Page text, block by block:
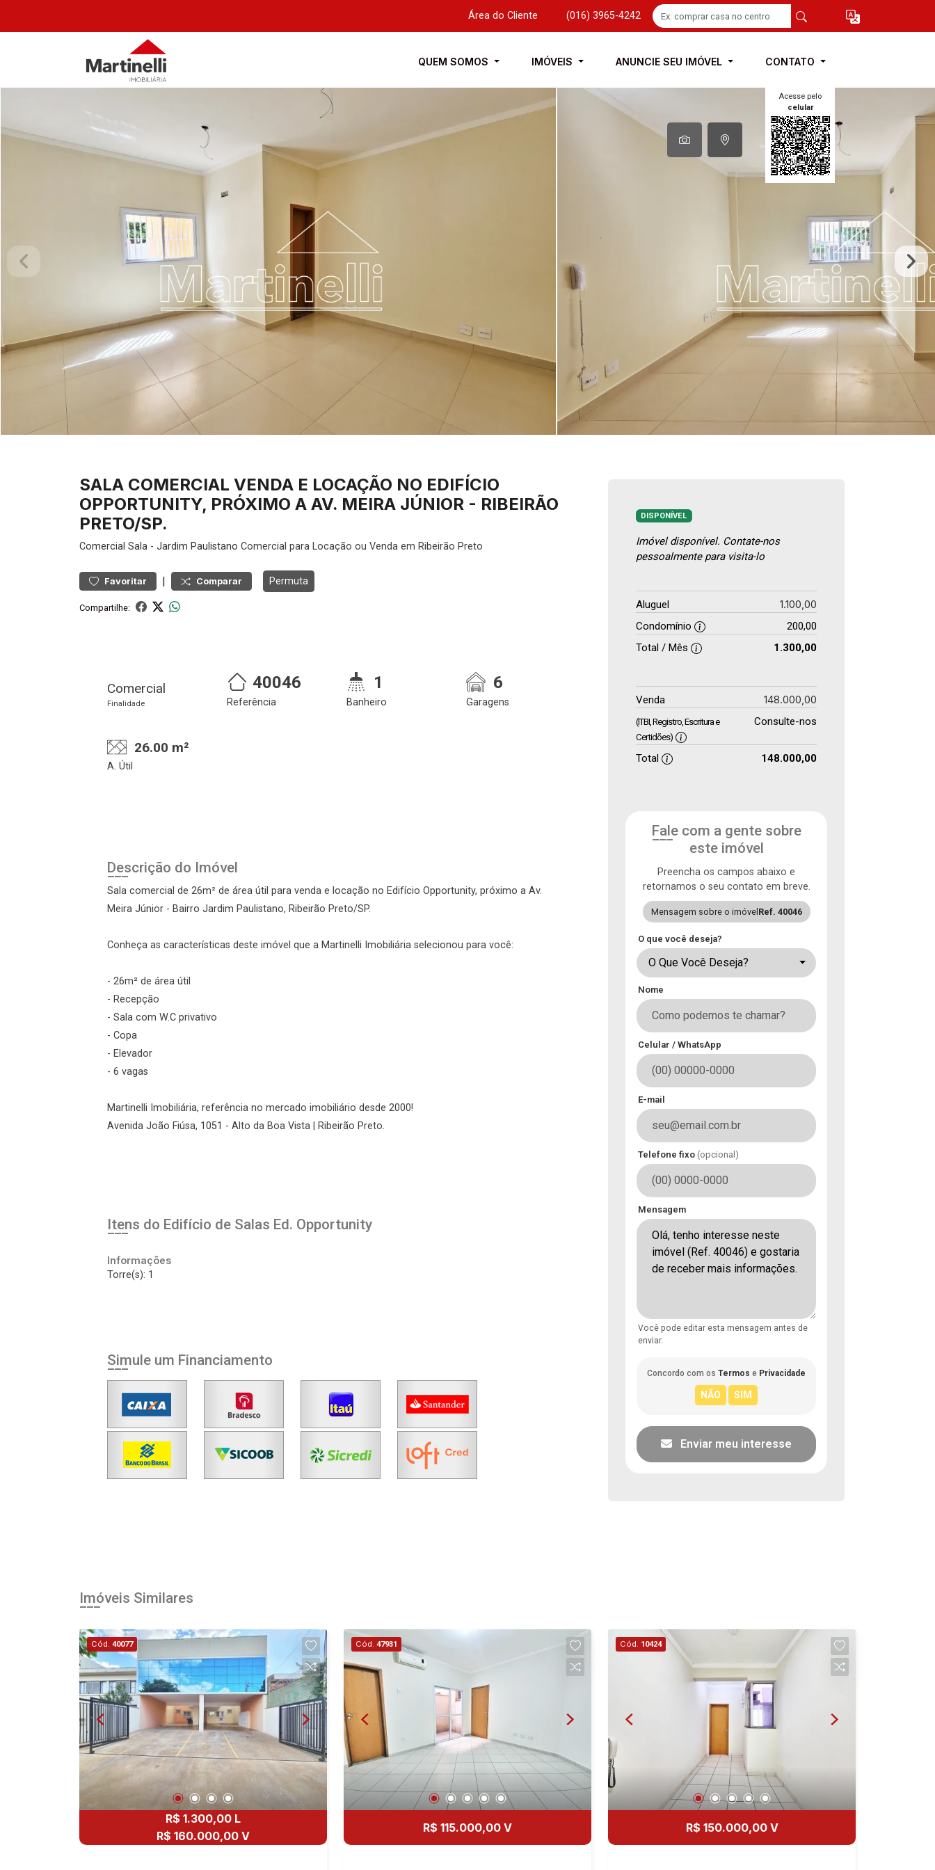
Área do Cliente (016) 3965-4242
QUEM SOMOS IMÓVEIS ANUNCIE SEU IMÓVEL CONTATO
Acesse pelo
celular
SALA COMERCIAL VENDA E LOCAÇÃO NO EDIFÍCIO
OPPORTUNITY, PRÓXIMO A AV. MEIRA JÚNIOR - RIBEIRÃO
PRETO/SP.
Comercial Sala - Jardim Paulistano Comercial para Locação ou Venda em Ribeirão Preto
Favoritar | Comparar Permuta
Compartilhe:
Comercial
Finalidade
40046
Referência
1
Banheiro
6
Garagens
26.00 m²
A. Útil
Descrição do Imóvel
Sala comercial de 26m² de área útil para venda e locação no Edifício Opportunity, próximo a Av.
Meira Júnior - Bairro Jardim Paulistano, Ribeirão Preto/SP.
Conheça as características deste imóvel que a Martinelli Imobiliária selecionou para você:
- 26m² de área útil
- Recepção
- Sala com W.C privativo
- Copa
- Elevador
- 6 vagas
Martinelli Imobiliária, referência no mercado imobiliário desde 2000!
Avenida João Fiúsa, 1051 - Alto da Boa Vista | Ribeirão Preto.
Itens do Edifício de Salas Ed. Opportunity
Informações
Torre(s): 1
Simule um Financiamento
DISPONÍVEL
Imóvel disponível. Contate-nos
pessoalmente para visita-lo
Aluguel 1.100,00
Condomínio
200,00
Total / Mês
1.300,00
Venda 148.000,00
(ITBI, Registro, Escritura e
Certidões)
Consulte-nos
Total 148.000,00
Fale com a gente sobre
este imóvel
Preencha os campos abaixo e
retornamos o seu contato em breve.
Mensagem sobre o imóvel Ref. 40046
O que você deseja?
O Que Você Deseja?
Nome
Celular / WhatsApp
E-mail
Telefone fixo (opcional)
Mensagem
Você pode editar esta mensagem antes de
enviar.
Concordo com os Termos e Privacidade
Enviar meu interesse
Imóveis Similares
Cód. 40077
R$ 1.300,00 L
R$ 160.000,00 V
Cód. 47931
R$ 115.000,00 V
Cód. 10424
R$ 150.000,00 V